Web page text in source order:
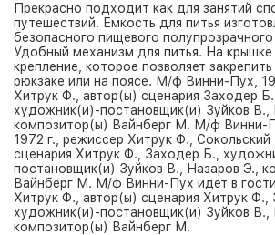
Прекрасно подходит как для занятий
путешествий. Емкость для питья
безопасного пищевого полупрозрачного
Удобный механизм для питья. На крышке
крепление, которое позволяет
рюкзаке или на поясе. М/ф Винни-Пух,
Хитрук Ф., автор(ы) сценария Заходер
художник(и)-постановщик(и) Зуйков В.,
композитор(ы) Вайнберг М. М/ф Винни-
1972 г., режиссер Хитрук Ф., Сокольский
сценария Хитрук Ф., Заходер Б.,
постановщик(и) Зуйков В., Назаров Э.,
Вайнберг М. М/ф Винни-Пух идет в
Хитрук Ф., автор(ы) сценария Хитрук Ф.,
художник(и)-постановщик(и) Зуйков В.,
композитор(ы) Вайнберг М.